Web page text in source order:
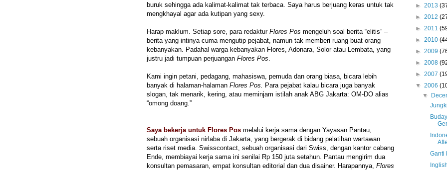
buruk sehingga ada kalimat-kalimat tak terbaca. Saya harus berjuang keras untuk tak
mengkhayal agar ada kutipan yang sexy.
Harap maklum. Setiap sore, para redaktur Flores Pos mengeluh soal berita “elitis” –
berita yang intinya cuma mengutip pejabat, namun tak memberi ruang buat orang
kebanyakan. Padahal warga kebanyakan Flores, Adonara, Solor atau Lembata, yang
justru jadi tumpuan perjuangan Flores Pos
Kami ingin petani, pedagang, mahasiswa, pemuda dan orang biasa, bicara lebih
banyak di halaman-halaman Flores Pos.
Para pejabat kalau bicara juga banyak
slogan, tak menarik, kering, atau meminjam istilah anak ABG Jakarta: OM-DO alias
“omong doang.”
Saya bekerja untuk Flores Pos melalui kerja sama dengan Yayasan Pantau,
sebuah organisasi nirlaba di Jakarta, yang bergerak di bidang pelatihan wartawan
serta riset media. Swisscontact, sebuah organisasi dari Swiss, dengan kantor cabang
Ende, membiayai kerja sama ini senilai Rp 150 juta setahun. Pantau mengirim dua
konsultan pemasaran, empat konsultan editorial dan dua disainer. Harapannya, Flores
► 2013
► 2012
► 2011
► 2010
► 2009
► 2008
► 2007
▼ 2006
▼
Ganti